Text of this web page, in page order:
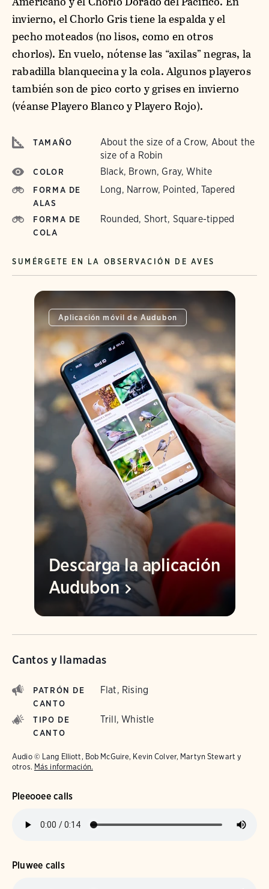
invierno, el Chorlo Gris tiene la espalda y el
pecho moteados (no lisos, como en otros
chorlos). En vuelo, nótense las “axilas” negras, la
rabadilla blanquecina y la cola. Algunos playeros
también son de pico corto y grises en invierno
(véanse Playero Blanco y Playero Rojo).
TAMAÑO
About the size of a Crow, About the
size of a Robin
COLOR Black, Brown, Gray, White
FORMA DE
ALAS
Long, Narrow, Pointed, Tapered
FORMA DE
COLA
Rounded, Short, Square-tipped
SUMÉRGETE EN LA OBSERVACIÓN DE AVES
Aplicación móvil de Audubon
Descarga la aplicación
Audubon
Cantos y llamadas
PATRÓN DE
CANTO
Flat, Rising
TIPO DE
CANTO
Trill, Whistle
Audio © Lang Elliott, Bob McGuire, Kevin Colver, Martyn Stewart y
otros. Más información.
Pleeooee calls
Pluwee calls